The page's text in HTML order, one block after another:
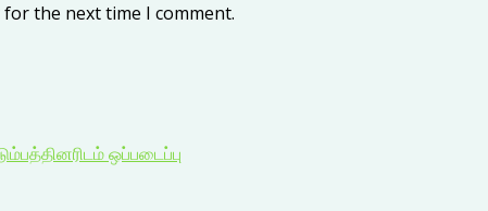
the next time I comment.
ஒப்படைப்பு